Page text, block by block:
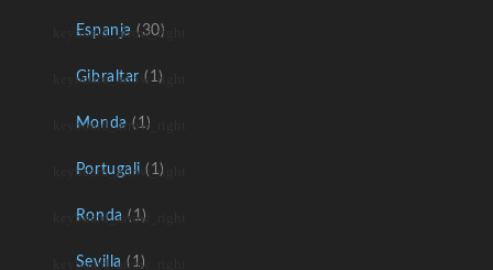
Espanja (30)
Gibraltar (1)
Monda (1)
Portugali (1)
Ronda (1)
Sevilla (1)